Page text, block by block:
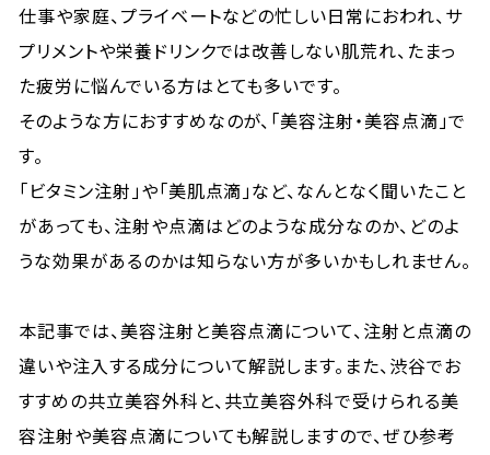
仕事や家庭、プライベートなどの忙しい日常におわれ、サ
プリメントや栄養ドリンクでは改善しない肌荒れ、たまっ
た疲労に悩んでいる方はとても多いです。
そのような方におすすめなのが、「美容注射・美容点滴」で
す。
「ビタミン注射」や「美肌点滴」など、なんとなく聞いたこと
があっても、注射や点滴はどのような成分なのか、どのよ
うな効果があるのかは知らない方が多いかもしれません。
本記事では、美容注射と美容点滴について、注射と点滴の
違いや注入する成分について解説します。また、渋谷でお
すすめの共立美容外科と、共立美容外科で受けられる美
容注射や美容点滴についても解説しますので、ぜひ参考